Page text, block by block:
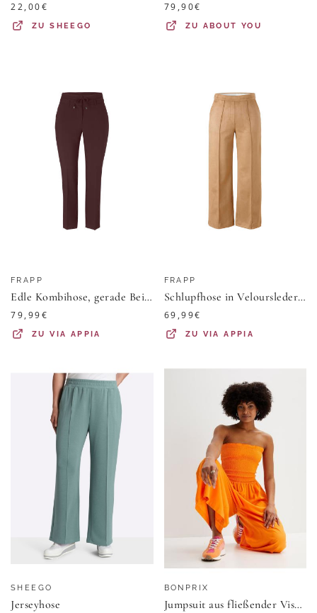
22,00€
ZUSHEEGO
79,90€
ZU ABOUT YOU
FRAPP
Edle Kombihose, gerade Beine
79,99€
ZUVIA APPIA
FRAPP
Schlupfhose in Veloursleder-Optik
69,99€
ZU VIA APPIA
SHEEGO
Jerseyhose
BONPRIX
Jumpsuit aus fließender Viskose